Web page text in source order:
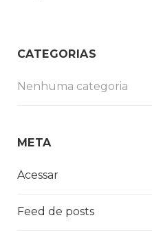
CATEGORIAS
Nenhuma categoria
META
Acessar
Feed de posts